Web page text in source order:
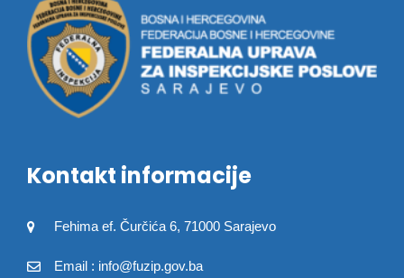
Kontakt informacije
Fehima ef. Čurčića 6, 71000 Sarajevo
Email : info@fuzip.gov.ba